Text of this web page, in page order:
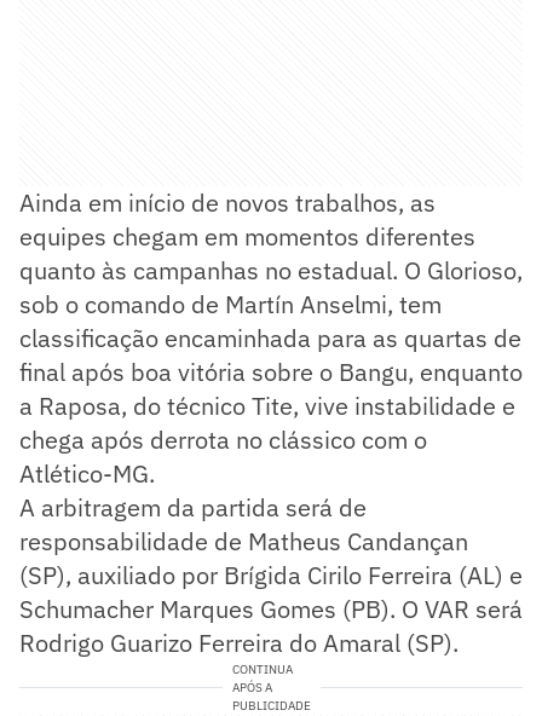
Ainda em início de novos trabalhos, as
equipes chegam em momentos diferentes
quanto às campanhas no estadual. O Glorioso,
sob o comando de Martín Anselmi, tem
classificação encaminhada para as quartas de
final após boa vitória sobre o Bangu, enquanto
a Raposa, do técnico Tite, vive instabilidade e
chega após derrota no clássico com o
Atlético-MG.
A arbitragem da partida será de
responsabilidade de Matheus Candançan
(SP), auxiliado por Brígida Cirilo Ferreira (AL) e
Schumacher Marques Gomes (PB). O VAR será
Rodrigo Guarizo Ferreira do Amaral (SP).
CONTINUA
APÓS A
PUBLICIDADE